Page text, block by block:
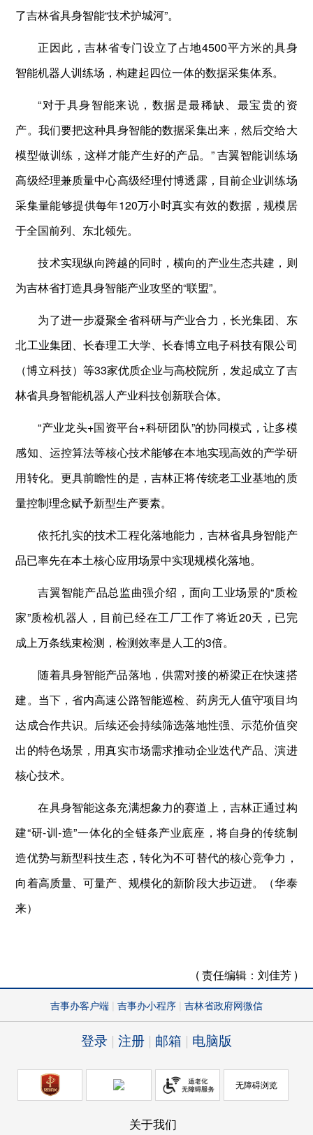
了吉林省具身智能“技术护城河”。
正因此，吉林省专门设立了占地4500平方米的具身
智能机器人训练场，构建起四位一体的数据采集体系。
“对于具身智能来说，数据是最稀缺、最宝贵的资
产。我们要把这种具身智能的数据采集出来，然后交给大
模型做训练，这样才能产生好的产品。” 吉翼智能训练场
高级经理兼质量中心高级经理付博透露，目前企业训练场
采集量能够提供每年120万小时真实有效的数据，规模居
于全国前列、东北领先。
技术实现纵向跨越的同时，横向的产业生态共建，则
为吉林省打造具身智能产业攻坚的“联盟”。
为了进一步凝聚全省科研与产业合力，长光集团、东
北工业集团、长春理工大学、长春博立电子科技有限公司
（博立科技）等33家优质企业与高校院所，发起成立了吉
林省具身智能机器人产业科技创新联合体。
“产业龙头+国资平台+科研团队”的协同模式，让多模
感知、运控算法等核心技术能够在本地实现高效的产学研
用转化。更具前瞻性的是，吉林正将传统老工业基地的质
量控制理念赋予新型生产要素。
依托扎实的技术工程化落地能力，吉林省具身智能产
品已率先在本土核心应用场景中实现规模化落地。
吉翼智能产品总监曲强介绍，面向工业场景的“质检
家”质检机器人，目前已经在工厂工作了将近20天，已完
成上万条线束检测，检测效率是人工的3倍。
随着具身智能产品落地，供需对接的桥梁正在快速搭
建。当下，省内高速公路智能巡检、药房无人值守项目均
达成合作共识。后续还会持续筛选落地性强、示范价值突
出的特色场景，用真实市场需求推动企业迭代产品、演进
核心技术。
在具身智能这条充满想象力的赛道上，吉林正通过构
建“研-训-造”一体化的全链条产业底座，将自身的传统制
造优势与新型科技生态，转化为不可替代的核心竞争力，
向着高质量、可量产、规模化的新阶段大步迈进。（华泰
来）
( 责任编辑： 刘佳芳 )